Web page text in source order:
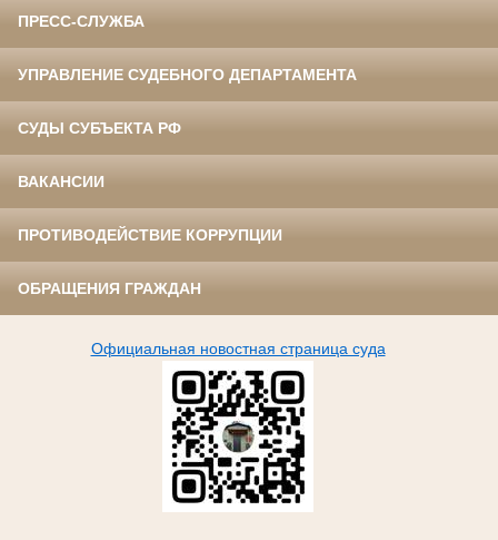
ПРЕСС-СЛУЖБА
УПРАВЛЕНИЕ СУДЕБНОГО ДЕПАРТАМЕНТА
СУДЫ СУБЪЕКТА РФ
ВАКАНСИИ
ПРОТИВОДЕЙСТВИЕ КОРРУПЦИИ
ОБРАЩЕНИЯ ГРАЖДАН
Официальная новостная страница суда